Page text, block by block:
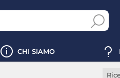
CHI SIAMO